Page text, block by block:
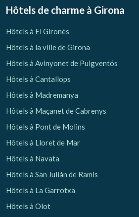
Hôtels de charme à Girona
Hôtels à El Gironès
Hôtels à la ville de Girona
Hôtels à Avinyonet de Puigventós
Hôtels à Cantallops
Hôtels à Madremanya
Hôtels à Maçanet de Cabrenys
Hôtels à Pont de Molins
Hôtels à Lloret de Mar
Hôtels à Navata
Hôtels à San Julián de Ramis
Hôtels à La Garrotxa
Hôtels à Olot